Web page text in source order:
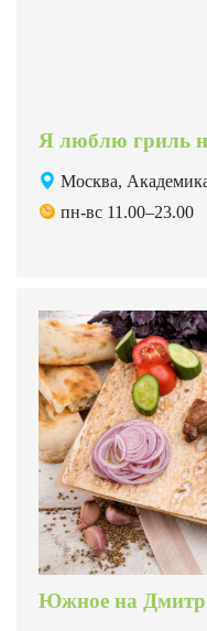
Я люблю гриль
Москва,
пн-вс 11.00–23.00
Южное на